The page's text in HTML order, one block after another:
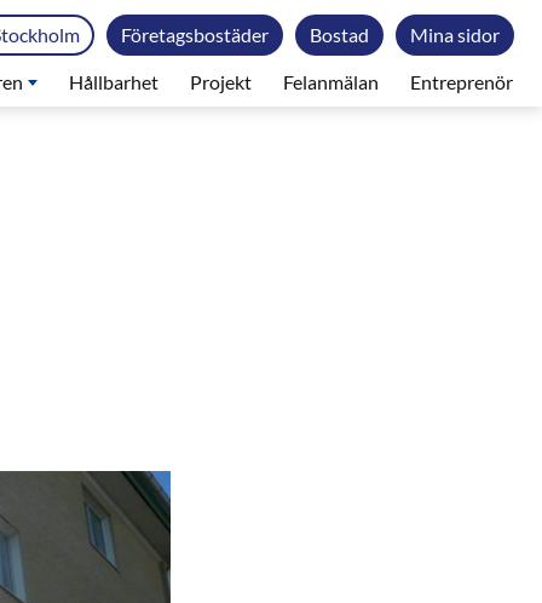
Hållbarhet Projekt Felanmälan Entreprenör
Mina sidor
Bostad
Företagsbostäder